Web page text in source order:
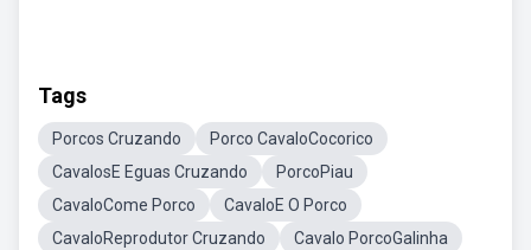
Tags
Porcos Cruzando
Porco CavaloCocorico
CavalosE Eguas Cruzando
PorcoPiau
CavaloCome Porco
CavaloE O Porco
CavaloReprodutor Cruzando
Cavalo PorcoGalinha